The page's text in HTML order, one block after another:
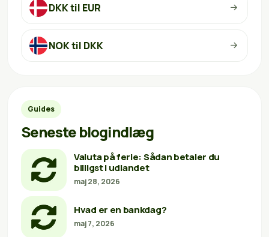
DKK til EUR
NOK til DKK
Guides
Seneste blogindlæg
Valuta på ferie: Sådan betaler du
billigst i udlandet
maj 28, 2026
Hvad er en bankdag?
maj 7, 2026